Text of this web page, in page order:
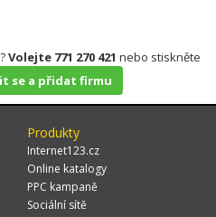
Volejte 771 270 421 nebo stiskněte
se a přidat firmu
Produkty
Internet123.cz
Online katalogy
PPC kampaně
Sociální sítě